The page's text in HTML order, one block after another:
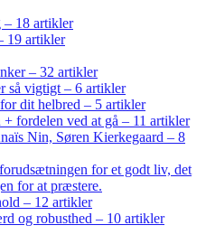
18 artikler
19 artikler
– 32 artikler
så vigtigt – 6 artikler
dit helbred – 5 artikler
fordelen ved at gå – 11 artikler
Nin, Søren Kierkegaard – 8
for et godt liv, det
for at præstere.
– 12 artikler
og robusthed – 10 artikler